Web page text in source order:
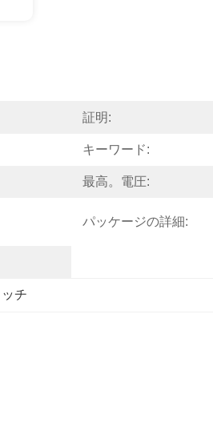
証明:
キーワード:
最高。電圧:
パッケージの詳細:
チ